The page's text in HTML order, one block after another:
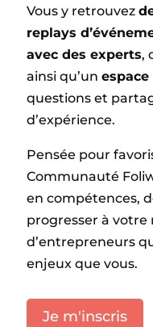
Vous y retrouvez
replays
avec des experts,
ainsi qu’un espace
questions et
d’expérience.
Pensée pour
Communauté
en compétences,
progresser à
d’entrepreneurs
enjeux que vous.
Je m'inscris